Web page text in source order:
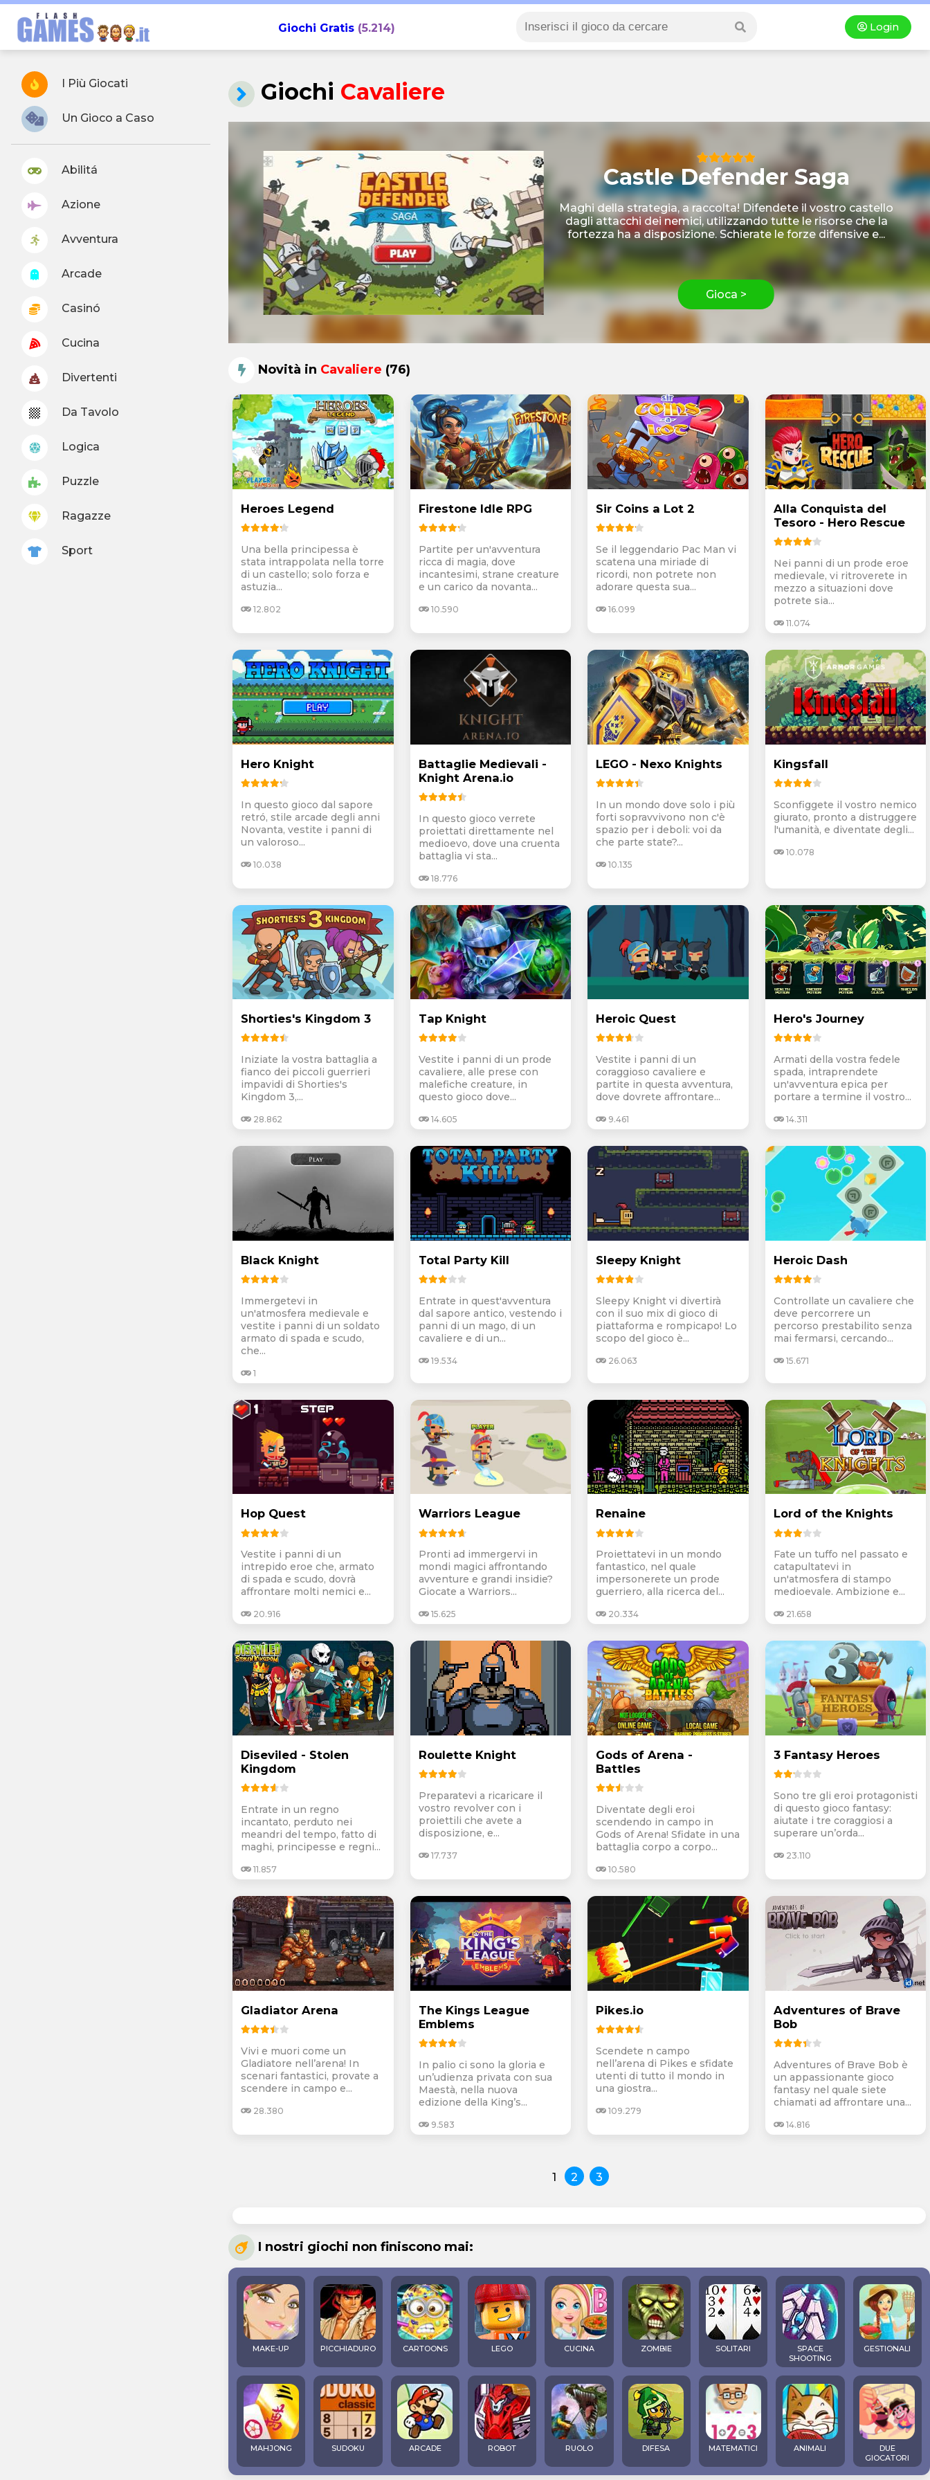
Giochi Gratis(5.214) Login
I Più Giocati
Un Gioco a Caso
Abilitá
Azione
Avventura
Arcade
Casinó
Cucina
Divertenti
Da Tavolo
Logica
Puzzle
Ragazze
Sport
Giochi Cavaliere
Castle Defender Saga
Maghi della strategia, a raccolta! Difendete il vostro castello
dagli attacchi dei nemici, utilizzando tutte le risorse che la
fortezza ha a disposizione. Schierate le forze difensive e...
Gioca >
Novità in Cavaliere (76)
Heroes Legend
Una bella principessa è
stata intrappolata nella torre
di un castello; solo forza e
astuzia...
12.802
Firestone Idle RPG
Partite per un'avventura
ricca di magia, dove
incantesimi, strane creature
e un carico da novanta...
10.590
Sir Coins a Lot 2
Se il leggendario Pac Man vi
scatena una miriade di
ricordi, non potrete non
adorare questa sua...
16.099
Alla Conquista del
Tesoro - Hero Rescue
Nei panni di un prode eroe
medievale, vi ritroverete in
mezzo a situazioni dove
potrete sia...
11.074
Hero Knight
In questo gioco dal sapore
retró, stile arcade degli anni
Novanta, vestite i panni di
un valoroso...
10.038
Battaglie Medievali -
Knight Arena.io
In questo gioco verrete
proiettati direttamente nel
medioevo, dove una cruenta
battaglia vi sta...
18.776
LEGO - Nexo Knights
In un mondo dove solo i più
forti sopravvivono non c'è
spazio per i deboli: voi da
che parte state?...
10.135
Kingsfall
Sconfiggete il vostro nemico
giurato, pronto a distruggere
l'umanità, e diventate degli...
10.078
Shorties's Kingdom 3
Iniziate la vostra battaglia a
fianco dei piccoli guerrieri
impavidi di Shorties's
Kingdom 3,...
28.862
Tap Knight
Vestite i panni di un prode
cavaliere, alle prese con
malefiche creature, in
questo gioco dove...
14.605
Heroic Quest
Vestite i panni di un
coraggioso cavaliere e
partite in questa avventura,
dove dovrete affrontare...
9.461
Hero's Journey
Armati della vostra fedele
spada, intraprendete
un'avventura epica per
portare a termine il vostro...
14.311
Black Knight
Immergetevi in
un'atmosfera medievale e
vestite i panni di un soldato
armato di spada e scudo,
che...
1
Total Party Kill
Entrate in quest'avventura
dal sapore antico, vestendo i
panni di un mago, di un
cavaliere e di un...
19.534
Sleepy Knight
Sleepy Knight vi divertirà
con il suo mix di gioco di
piattaforma e rompicapo! Lo
scopo del gioco è...
26.063
Heroic Dash
Controllate un cavaliere che
deve percorrere un
percorso prestabilito senza
mai fermarsi, cercando...
15.671
Hop Quest
Vestite i panni di un
intrepido eroe che, armato
di spada e scudo, dovrà
affrontare molti nemici e...
20.916
Warriors League
Pronti ad immergervi in
mondi magici affrontando
avventure e grandi insidie?
Giocate a Warriors...
15.625
Renaine
Proiettatevi in un mondo
fantastico, nel quale
impersonerete un prode
guerriero, alla ricerca del...
20.334
Lord of the Knights
Fate un tuffo nel passato e
catapultatevi in
un'atmosfera di stampo
medioevale. Ambizione e...
21.658
Diseviled - Stolen
Kingdom
Entrate in un regno
incantato, perduto nei
meandri del tempo, fatto di
maghi, principesse e regni...
11.857
Roulette Knight
Preparatevi a ricaricare il
vostro revolver con i
proiettili che avete a
disposizione, e...
17.737
Gods of Arena -
Battles
Diventate degli eroi
scendendo in campo in
Gods of Arena! Sfidate in una
battaglia corpo a corpo...
10.580
3 Fantasy Heroes
Sono tre gli eroi protagonisti
di questo gioco fantasy:
aiutate i tre coraggiosi a
superare un’orda...
23.110
Gladiator Arena
Vivi e muori come un
Gladiatore nell’arena! In
scenari fantastici, provate a
scendere in campo e...
28.380
The Kings League
Emblems
In palio ci sono la gloria e
un’udienza privata con sua
Maestà, nella nuova
edizione della King’s...
9.583
Pikes.io
Scendete n campo
nell’arena di Pikes e sfidate
utenti di tutto il mondo in
una giostra...
109.279
Adventures of Brave
Bob
Adventures of Brave Bob è
un appassionante gioco
fantasy nel quale siete
chiamati ad affrontare una...
14.816
1 2 3
I nostri giochi non finiscono mai:
MAKE-UP PICCHIADURO CARTOONS LEGO CUCINA ZOMBIE SOLITARI
SPACE
SHOOTING
GESTIONALI
MAHJONG SUDOKU ARCADE ROBOT RUOLO DIFESA MATEMATICI ANIMALI
DUE
GIOCATORI